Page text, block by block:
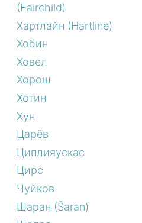
(Fairchild)
Хартлайн (Hartline)
Хобин
Ховел
Хорош
Хотин
Хун
Царёв
Циплияускас
Цирс
Чуйков
Шаран (Šaran)